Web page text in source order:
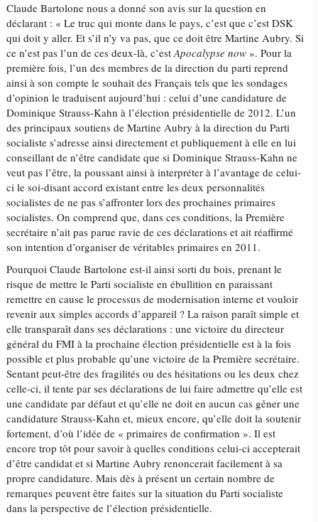
Claude Bartolone nous a donné son avis sur la question en
déclarant : « Le truc qui monte dans le pays, c’est que c’est DSK
qui doit y aller. Et s’il n’y va pas, que ce doit être Martine Aubry. Si
ce n’est pas l’un de ces deux-là, c’estApocalypse now ». Pour la
première fois, l’un des membres de la direction du parti reprend
ainsi à son compte le souhait des Français tels que les sondages
d’opinion le traduisent aujourd’hui : celui d’une candidature de
Dominique Strauss-Kahn à l’élection présidentielle de 2012. L’un
des principaux soutiens de Martine Aubry à la direction du Parti
socialiste s’adresse ainsi directement et publiquement à elle en lui
conseillant de n’être candidate que si Dominique Strauss-Kahn ne
veut pas l’être, la poussant ainsi à interpréter à l’avantage de celui-
ci le soi-disant accord existant entre les deux personnalités
socialistes de ne pas s’affronter lors des prochaines primaires
socialistes. On comprend que, dans ces conditions, la Première
secrétaire n’ait pas parue ravie de ces déclarations et ait réaffirmé
son intention d’organiser de véritables primaires en 2011.
Pourquoi Claude Bartolone est-il ainsi sorti du bois, prenant le
risque de mettre le Parti socialiste en ébullition en paraissant
remettre en cause le processus de modernisation interne et vouloir
revenir aux simples accords d’appareil ? La raison paraît simple et
elle transparaît dans ses déclarations : une victoire du directeur
général du FMI à la prochaine élection présidentielle est à la fois
possible et plus probable qu’une victoire de la Première secrétaire.
Sentant peut-être des fragilités ou des hésitations ou les deux chez
celle-ci, il tente par ses déclarations de lui faire admettre qu’elle est
une candidate par défaut et qu’elle ne doit en aucun cas gêner une
candidature Strauss-Kahn et, mieux encore, qu’elle doit la soutenir
fortement, d’où l’idée de « primaires de confirmation ». Il est
encore trop tôt pour savoir à quelles conditions celui-ci accepterait
d’être candidat et si Martine Aubry renoncerait facilement à sa
propre candidature. Mais dès à présent un certain nombre de
remarques peuvent être faites sur la situation du Parti socialiste
dans la perspective de l’élection présidentielle.